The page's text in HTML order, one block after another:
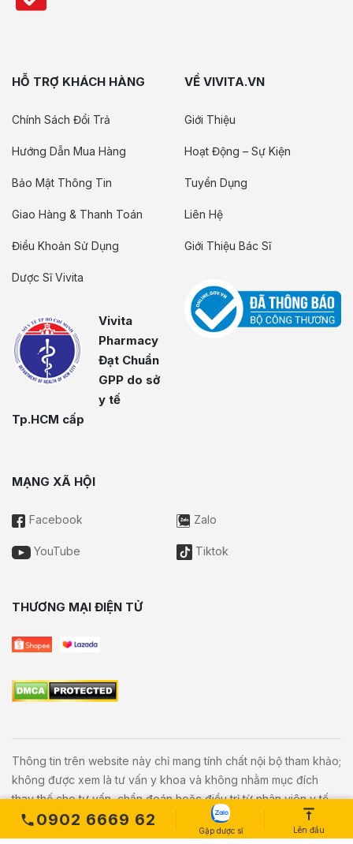
HỖ TRỢ KHÁCH HÀNG
Chính Sách Đổi Trả
Hướng Dẫn Mua Hàng
Bảo Mật Thông Tin
Giao Hàng & Thanh Toán
Điều Khoản Sử Dụng
Dược Sĩ Vivita
Vivita
Pharmacy
Đạt Chuẩn
GPP do sở
y tế
Tp.HCM cấp
VỀ VIVITA.VN
Giới Thiệu
Hoạt Động – Sự Kiện
Tuyển Dụng
Liên Hệ
Giới Thiệu Bác Sĩ
MẠNG XÃ HỘI
Facebook Zalo
YouTube Tiktok
THƯƠNG MẠI ĐIỆN TỬ
Thông tin trên website này chỉ mang tính chất nội bộ tham khảo;
không được xem là tư vấn y khoa và không nhằm mục đích
thay thế cho tư vấn, chẩn đoán hoặc điều trị từ nhân viên y tế.
Khi có vấn đề về sức khỏe hoặc cần hỗ trợ cấp cứu người đọc
cần liên hệ bác sĩ và cơ sở y tế gần nhất.
0902 6669 62
Gặp dược sĩ Lên đầu